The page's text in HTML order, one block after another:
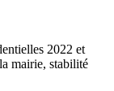
2022 et
mairie, stabilité